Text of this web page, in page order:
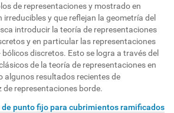
de representaciones y mostrado en
y que reflejan la geometría del
introducir la teoría de representaciones
y en particular las representaciones
discretos. Esto se logra a través del
de la teoría de representaciones en
algunos resultados recientes de
representaciones borde.
de punto fijo para cubrimientos ramificados